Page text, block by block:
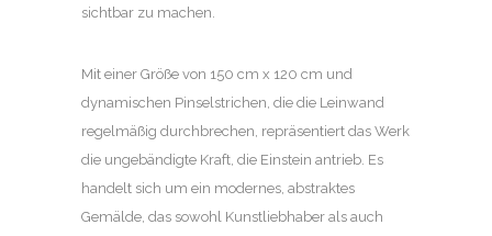
sichtbar zu machen.
Mit einer Größe von 150 cm x 120 cm und
dynamischen Pinselstrichen, die die Leinwand
regelmäßig durchbrechen, repräsentiert das Werk
die ungebändigte Kraft, die Einstein antrieb. Es
handelt sich um ein modernes, abstraktes
Gemälde, das sowohl Kunstliebhaber als auch